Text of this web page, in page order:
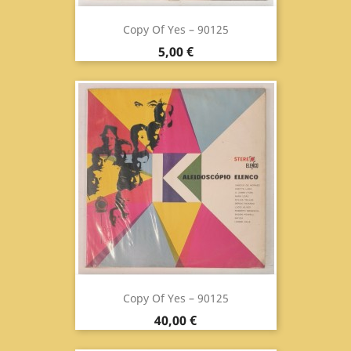
Copy Of Yes ‎– 90125
Prix
5,00 €
Copy Of Yes ‎– 90125
Prix
40,00 €